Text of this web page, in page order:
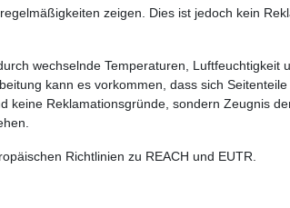
zeigen. Dies ist jedoch kein
wechselnde Temperaturen, Luftfeuchtigkeit
kann es vorkommen, dass sich
keine Reklamationsgründe, sondern Zeugnis
Richtlinien zu REACH und EUTR.